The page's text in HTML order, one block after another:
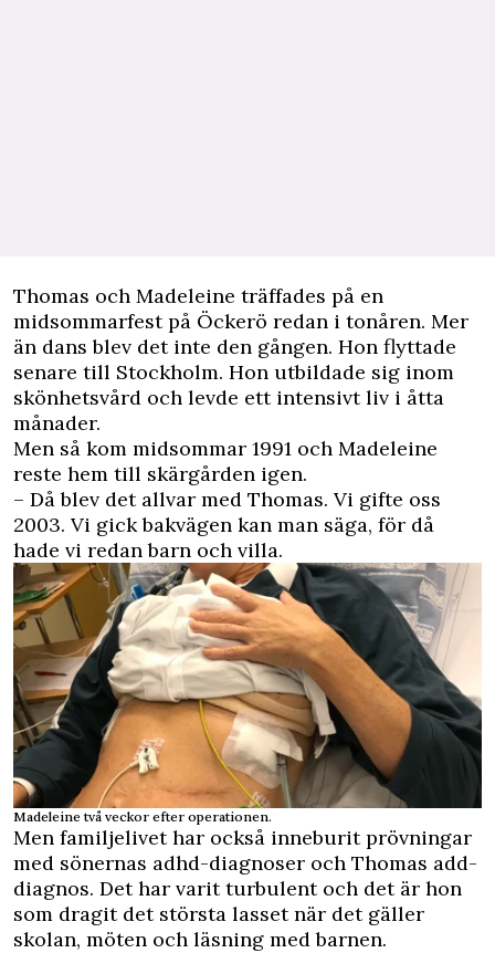
Thomas och Madeleine träffades på en
midsommarfest på Öckerö redan i tonåren. Mer
än dans blev det inte den gången. Hon flyttade
senare till Stockholm. Hon utbildade sig inom
skönhetsvård och levde ett intensivt liv i åtta
månader.
Men så kom midsommar 1991 och Madeleine
reste hem till skärgården igen.
– Då blev det allvar med Thomas. Vi gifte oss
2003. Vi gick bakvägen kan man säga, för då
hade vi redan barn och villa.
Madeleine två veckor efter operationen.
Men familjelivet har också inneburit prövningar
med sönernas adhd-diagnoser och Thomas add-
diagnos. Det har varit turbulent och det är hon
som dragit det största lasset när det gäller
skolan, möten och läsning med barnen.